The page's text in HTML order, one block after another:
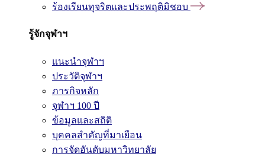
ร้องเรียนทุจริตและประพฤติมิชอบ
รู้จักจุฬาฯ
แนะนำจุฬาฯ
ประวัติจุฬาฯ
ภารกิจหลัก
จุฬาฯ 100 ปี
ข้อมูลและสถิติ
บุคคลสำคัญที่มาเยือน
การจัดอันดับมหาวิทยาลัย